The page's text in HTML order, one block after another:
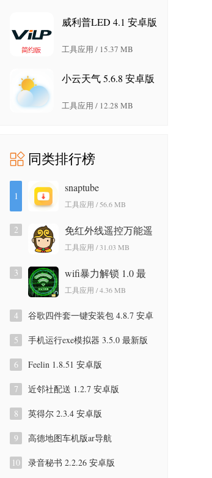
威利普LED 4.1 安卓版
工具应用 / 15.37 MB
小云天气 5.6.8 安卓版
工具应用 / 12.28 MB
同类排行榜
1
snaptube
7.64.1.76402001 安卓
工具应用 / 56.6 MB
2
免红外线遥控万能遥
控app 3.9.8.420 安卓
工具应用 / 31.03 MB
3
wifi暴力解锁 1.0 最
新版
工具应用 / 4.36 MB
4
谷歌四件套一键安装包 4.8.7 安卓
5
手机运行exe模拟器 3.5.0 最新版
6 Feelin 1.8.51 安卓版
7 近邻社配送 1.2.7 安卓版
8 英得尔 2.3.4 安卓版
9
高德地图车机版ar导航
10
录音秘书 2.2.26 安卓版